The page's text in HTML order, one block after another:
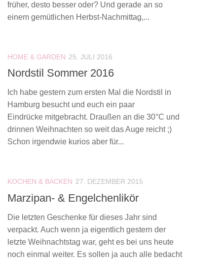
früher, desto besser oder? Und gerade an so
einem gemütlichen Herbst-Nachmittag,...
HOME & GARDEN 25. JULI 2016
Nordstil Sommer 2016
Ich habe gestern zum ersten Mal die Nordstil in
Hamburg besucht und euch ein paar
Eindrücke mitgebracht. Draußen an die 30°C und
drinnen Weihnachten so weit das Auge reicht ;)
Schon irgendwie kurios aber für...
KOCHEN & BACKEN 27. DEZEMBER 2015
Marzipan- & Engelchenlikör
Die letzten Geschenke für dieses Jahr sind
verpackt. Auch wenn ja eigentlich gestern der
letzte Weihnachtstag war, geht es bei uns heute
noch einmal weiter. Es sollen ja auch alle bedacht